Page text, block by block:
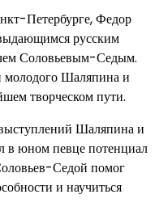
Петербурге, Федор
русским
Соловьевым-Седым.
молодого Шаляпина и
творческом пути.
Шаляпина и
в юном певце потенциал
Седой помог
и научиться